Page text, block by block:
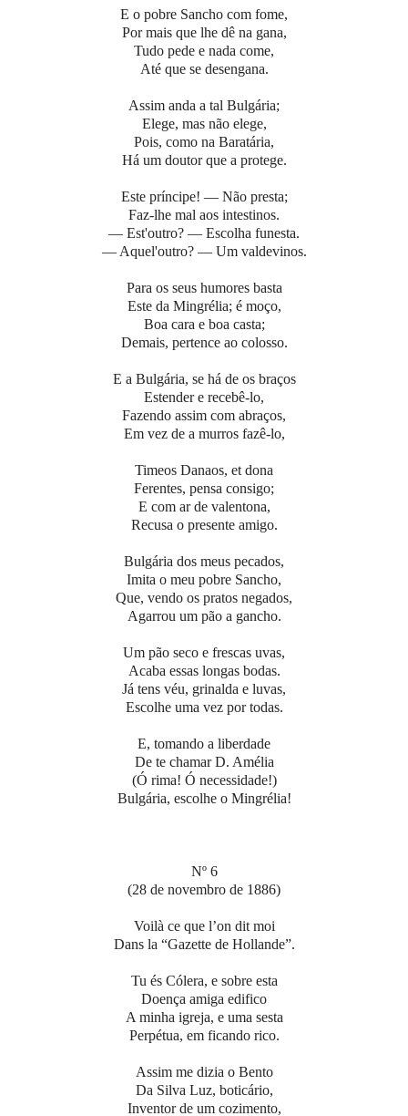
E o pobre Sancho com fome,
Por mais que lhe dê na gana,
Tudo pede e nada come,
Até que se desengana.
Assim anda a tal Bulgária;
Elege, mas não elege,
Pois, como na Baratária,
Há um doutor que a protege.
Este príncipe! — Não presta;
Faz-lhe mal aos intestinos.
— Est'outro? — Escolha funesta.
— Aquel'outro? — Um valdevinos.
Para os seus humores basta
Este da Mingrélia; é moço,
Boa cara e boa casta;
Demais, pertence ao colosso.
E a Bulgária, se há de os braços
Estender e recebê-lo,
Fazendo assim com abraços,
Em vez de a murros fazê-lo,
Timeos Danaos, et dona
Ferentes, pensa consigo;
E com ar de valentona,
Recusa o presente amigo.
Bulgária dos meus pecados,
Imita o meu pobre Sancho,
Que, vendo os pratos negados,
Agarrou um pão a gancho.
Um pão seco e frescas uvas,
Acaba essas longas bodas.
Já tens véu, grinalda e luvas,
Escolhe uma vez por todas.
E, tomando a liberdade
De te chamar D. Amélia
(Ó rima! Ó necessidade!)
Bulgária, escolhe o Mingrélia!
Nº 6
(28 de novembro de 1886)
Voilà ce que l’on dit moi
Dans la “Gazette de Hollande”.
Tu és Cólera, e sobre esta
Doença amiga edifico
A minha igreja, e uma sesta
Perpétua, em ficando rico.
Assim me dizia o Bento
Da Silva Luz, boticário,
Inventor de um cozimento,